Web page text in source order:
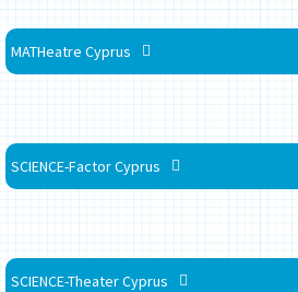
MATHeatre Cyprus
SCIENCE-Factor Cyprus
SCIENCE-Theater Cyprus